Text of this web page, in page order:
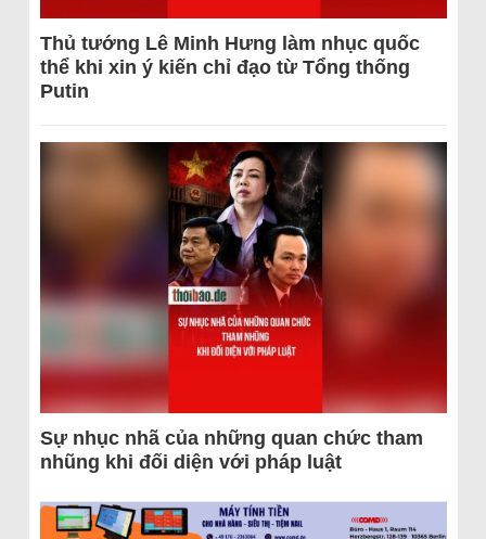
Thủ tướng Lê Minh Hưng làm nhục quốc
thể khi xin ý kiến chỉ đạo từ Tổng thống
Putin
Sự nhục nhã của những quan chức tham
nhũng khi đối diện với pháp luật